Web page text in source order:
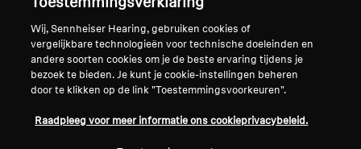
voor online verkoop aan
consumenten
Beleid voor gecoördineerde
openbaarmaking van
kwetsbaarheden
merkambassadeurs
Toestemmingsverklaring
Wij, Sennheiser Hearing, gebruiken cookies of
vergelijkbare technologieën voor technische doeleinden en
andere soorten cookies om je de beste ervaring tijdens je
bezoek te bieden. Je kunt je cookie-instellingen beheren
door te klikken op de link "Toestemmingsvoorkeuren".
Raadpleeg voor meer informatie ons cookieprivacybeleid.